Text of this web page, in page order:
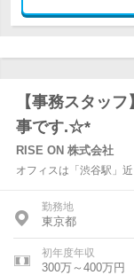
【事務スタッ
事です.☆*
RISE ON 株式会社
オフィスは「渋谷駅」
勤務地
東京都
初年度年収
300万～400万円